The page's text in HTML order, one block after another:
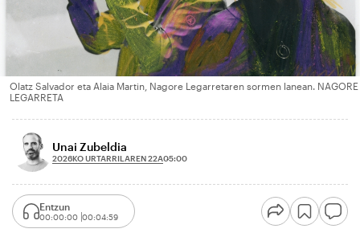
Olatz Salvador eta Alaia Martin, Nagore Legarretaren sormen lanean. NAGORE
LEGARRETA
Unai Zubeldia
2026KO URTARRILAREN 22A05:00
Entzun
00:00:00 00:04:59